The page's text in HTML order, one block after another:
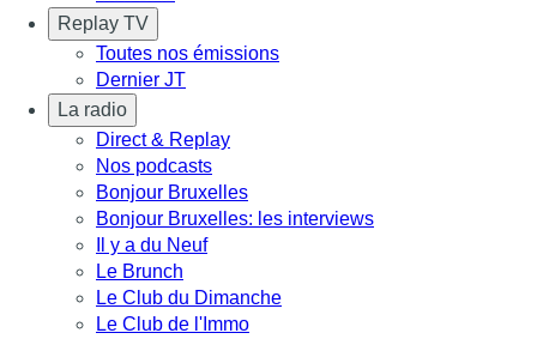
Replay TV
Toutes nos émissions
Dernier JT
La radio
Direct & Replay
Nos podcasts
Bonjour Bruxelles
Bonjour Bruxelles: les interviews
Il y a du Neuf
Le Brunch
Le Club du Dimanche
Le Club de l'Immo